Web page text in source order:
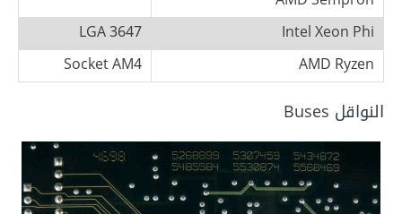
Intel Xeon Phi
LGA 3647
AMD Ryzen
Socket AM4
النواقل Buses